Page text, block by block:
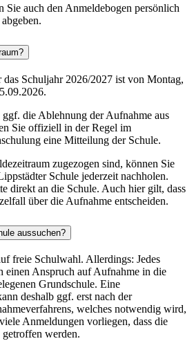
Sie auch den Anmeldebogen persönlich
Schuljahr 2026/2027 ist von Montag,
die Ablehnung der Aufnahme aus
Sie offiziell in der Regel im
eine Mitteilung der Schule.
zugezogen sind, können Sie
Schule jederzeit nachholen.
direkt an die Schule. Auch hier gilt, dass
über die Aufnahme entscheiden.
aussuchen?
freie Schulwahl. Allerdings: Jedes
einen Anspruch auf Aufnahme in die
Grundschule. Eine
deshalb ggf. erst nach der
welches notwendig wird,
Anmeldungen vorliegen, dass die
werden.